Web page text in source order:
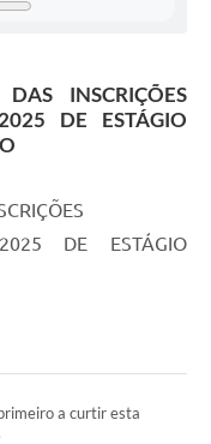
INSCRIÇÕES
DE ESTÁGIO
DE ESTÁGIO
a curtir esta